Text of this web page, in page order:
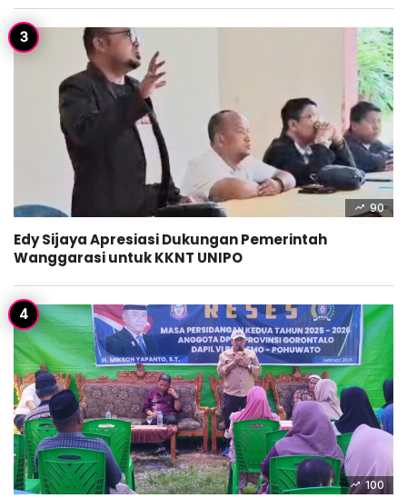
90
Edy Sijaya Apresiasi Dukungan Pemerintah
Wanggarasi untuk KKNT UNIPO
100